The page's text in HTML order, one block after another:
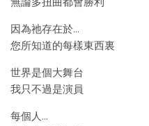
因為祂存在於…
您所知道的每樣東西裏
世界是個大舞台
我只不過是演員
每個人…